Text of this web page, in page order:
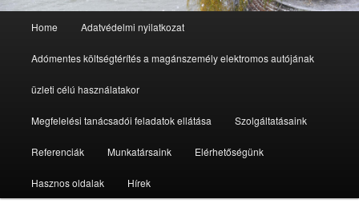
Skip
to
primary
content
Skip
to
secondary
content
Home Adatvédelmi nyilatkozat
Adómentes költségtérítés a magánszemély elektromos autójának
üzleti célú használatakor
Megfelelési tanácsadói feladatok ellátása Szolgáltatásaink
Referenciák Munkatársaink Elérhetőségünk
Hasznos oldalak Hírek